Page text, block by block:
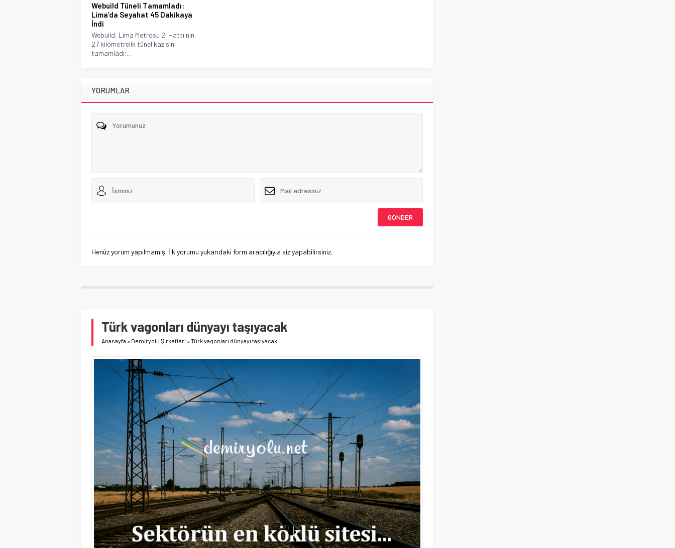
Webuild Tüneli Tamamladı:
Lima’da Seyahat 45 Dakikaya
İndi
Webuild, Lima Metrosu 2. Hattı'nın
27 kilometrelik tünel kazısını
tamamladı;...
YORUMLAR
Henüz yorum yapılmamış. İlk yorumu yukarıdaki form aracılığıyla siz yapabilirsiniz.
Türk vagonları dünyayı taşıyacak
Anasayfa » Demiryolu Şirketleri »Türk vagonları dünyayı taşıyacak